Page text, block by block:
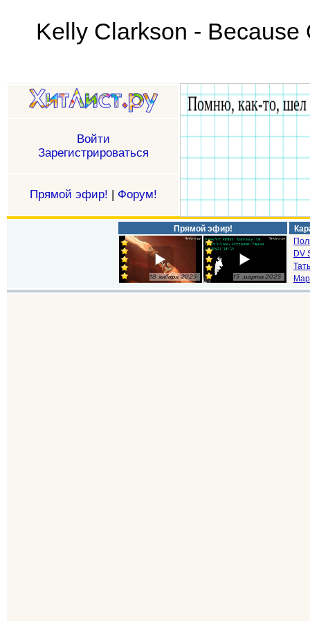
Kelly Clarkson - Because
Войти
Зарегистрироваться
Прямой эфир! | Форум!
Прямой эфир!
DV